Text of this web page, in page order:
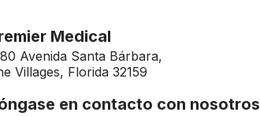
Medical
Avenida Santa Bárbara,
Villages, Florida 32159
en contacto con nosotros